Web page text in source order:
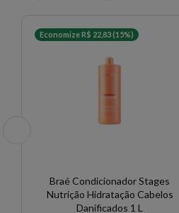
Economize R$ 22,83 (15%)
Braé Condicionador Stages
Nutrição Hidratação Cabelos
Danificados 1 L